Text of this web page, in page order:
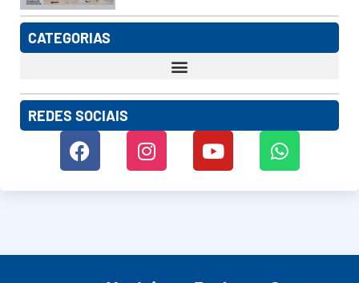
CATEGORIAS
REDES SOCIAIS